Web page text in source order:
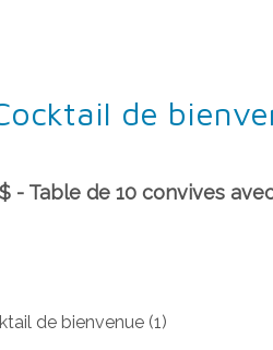
de
- Table de 10 convives